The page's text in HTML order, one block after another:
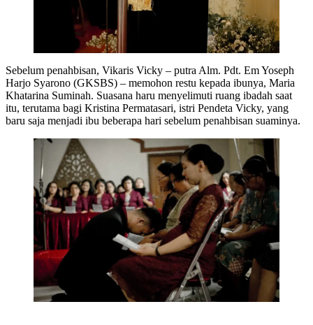
Sebelum penahbisan, Vikaris Vicky – putra Alm. Pdt. Em Yoseph
Harjo Syarono (GKSBS) – memohon restu kepada ibunya, Maria
Khatarina Suminah. Suasana haru menyelimuti ruang ibadah saat
itu, terutama bagi Kristina Permatasari, istri Pendeta Vicky, yang
baru saja menjadi ibu beberapa hari sebelum penahbisan suaminya.